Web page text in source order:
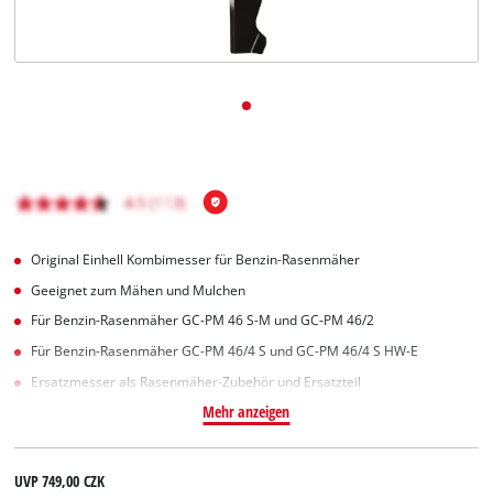
Original Einhell Kombimesser für Benzin-Rasenmäher
Geeignet zum Mähen und Mulchen
Für Benzin-Rasenmäher GC-PM 46 S-M und GC-PM 46/2
Für Benzin-Rasenmäher GC-PM 46/4 S und GC-PM 46/4 S HW-E
Ersatzmesser als Rasenmäher-Zubehör und Ersatzteil
Mehr anzeigen
UVP749,00 CZK